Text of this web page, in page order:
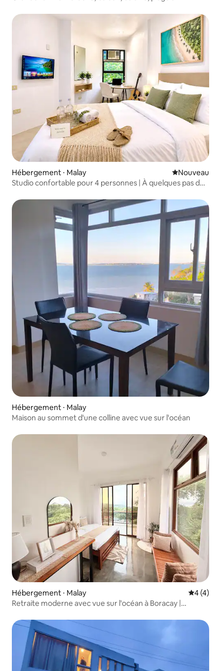
Hébergement ⋅ Malay Nouvel
Nouveau
Studio confortable pour 4 personnes | À quelques pas de
Hébergement ⋅ Malay
Maison au sommet d'une colline avec vue sur l'océan
Hébergement ⋅ Malay
4 (4)
Retraite moderne avec vue sur l'océan à Boracay |